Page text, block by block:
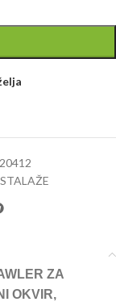
20412
ZA
OKVIR,